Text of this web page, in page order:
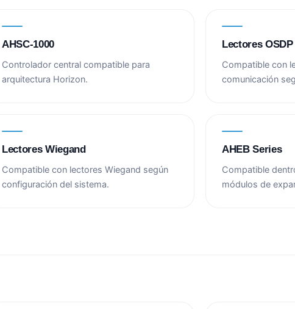
AHSC-1000
Controlador central compatible para
arquitectura Horizon.
Lectores OSDP
Compatible con
comunicación
Lectores Wiegand
Compatible con lectores Wiegand según
configuración del sistema.
AHEB Series
Compatible
módulos de